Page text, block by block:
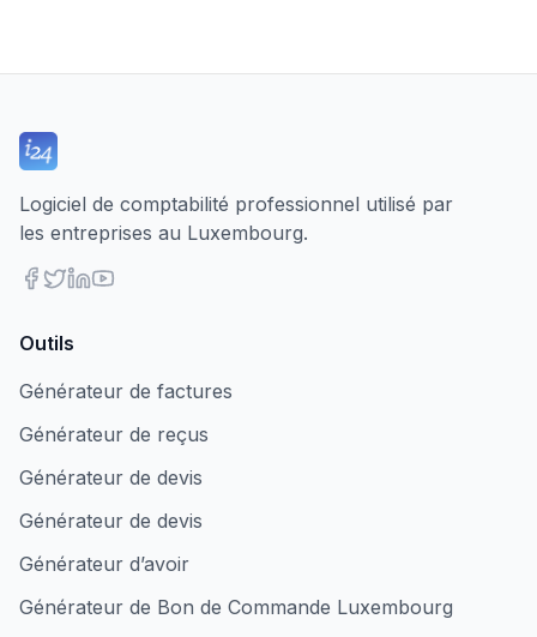
Logiciel de comptabilité professionnel utilisé par
les entreprises au Luxembourg.
Outils
Générateur de factures
Générateur de reçus
Générateur de devis
Générateur de devis
Générateur d’avoir
Générateur de Bon de Commande Luxembourg